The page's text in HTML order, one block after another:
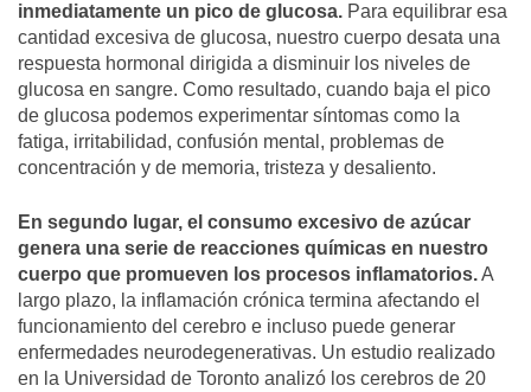
inmediatamente un pico de glucosa. Para equilibrar esa
cantidad excesiva de glucosa, nuestro cuerpo desata una
respuesta hormonal dirigida a disminuir los niveles de
glucosa en sangre. Como resultado, cuando baja el pico
de glucosa podemos experimentar síntomas como la
fatiga, irritabilidad, confusión mental, problemas de
concentración y de memoria, tristeza y desaliento.
En segundo lugar, el consumo excesivo de azúcar
genera una serie de reacciones químicas en nuestro
cuerpo que promueven los procesos inflamatorios.A
largo plazo, la inflamación crónica termina afectando el
funcionamiento del cerebro e incluso puede generar
enfermedades neurodegenerativas. Un estudio realizado
en la Universidad de Toronto analizó los cerebros de 20